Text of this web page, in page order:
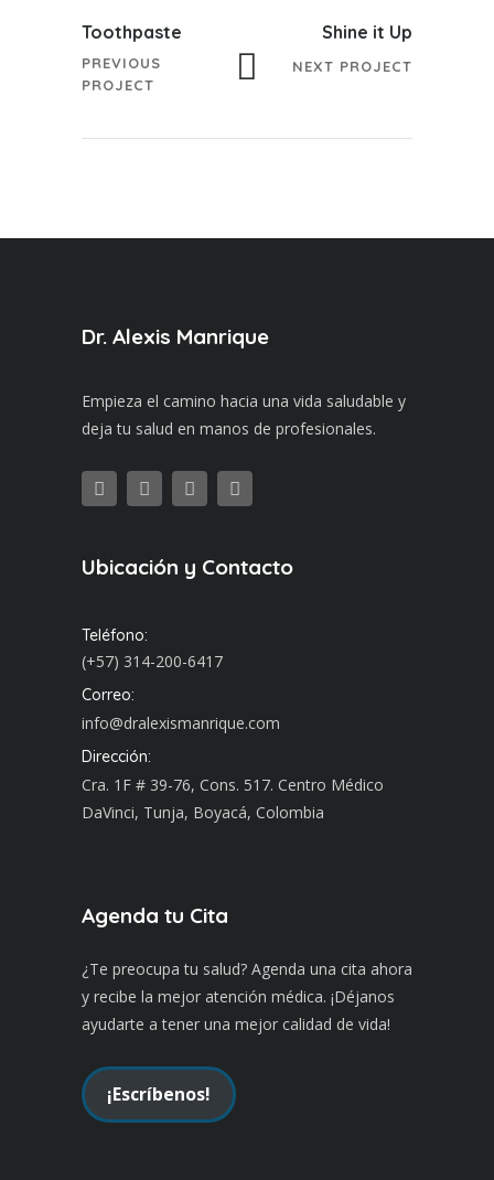
Toothpaste
PREVIOUS
PROJECT
Shine it Up
NEXT PROJECT
Dr. Alexis Manrique
Empieza el camino hacia una vida saludable y
deja tu salud en manos de profesionales.
Ubicación y Contacto
Teléfono:
(+57) 314-200-6417
Correo:
info@dralexismanrique.com
Dirección:
Cra. 1F # 39-76, Cons. 517. Centro Médico
DaVinci, Tunja, Boyacá, Colombia
Agenda tu Cita
¿Te preocupa tu salud? Agenda una cita ahora
y recibe la mejor atención médica. ¡Déjanos
ayudarte a tener una mejor calidad de vida!
¡Escríbenos!